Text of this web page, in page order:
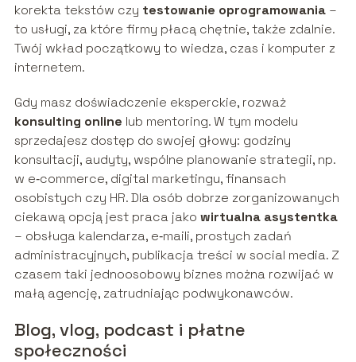
korekta tekstów czy testowanie oprogramowania–
to usługi, za które firmy płacą chętnie, także zdalnie.
Twój wkład początkowy to wiedza, czas i komputer z
internetem.
Gdy masz doświadczenie eksperckie, rozważ
konsulting online lub mentoring. W tym modelu
sprzedajesz dostęp do swojej głowy: godziny
konsultacji, audyty, wspólne planowanie strategii, np.
w e‑commerce, digital marketingu, finansach
osobistych czy HR. Dla osób dobrze zorganizowanych
ciekawą opcją jest praca jako wirtualna asystentka
– obsługa kalendarza, e‑maili, prostych zadań
administracyjnych, publikacja treści w social media. Z
czasem taki jednoosobowy biznes można rozwijać w
małą agencję, zatrudniając podwykonawców.
Blog, vlog, podcast i płatne
społeczności